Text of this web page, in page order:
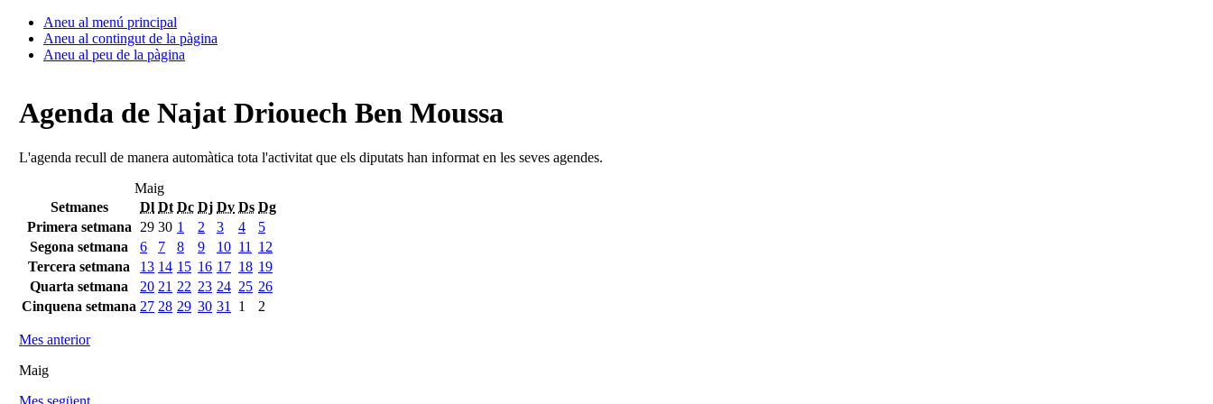
Aneu al menú principal
Aneu al contingut de la pàgina
Aneu al peu de la pàgina
Agenda de Najat Driouech Ben Moussa
L'agenda recull de manera automàtica tota l'activitat que els diputats han informat en les seves agendes.
Maig
Setmanes
Dl Dt Dc Dj Dv Ds Dg
Primera setmana
29 30 1 2 3 4
5
Segona setmana
6 7 8 9 10 11
12
Tercera setmana
13 14 15 16 17 18 19
Quarta setmana
20 21 22 23 24 25 26
Cinquena setmana 27 28 29 30 31 1 2
Mes anterior
Maig
Mes següent